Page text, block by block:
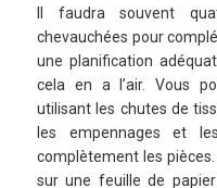
Il faudra souvent
chevauchées pour
une planification
cela en a l’air. Vous
utilisant les chutes de
les empennages et
complètement les
sur une feuille de